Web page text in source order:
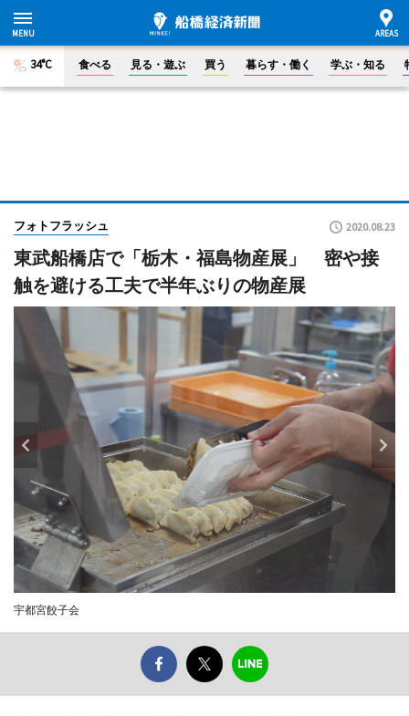
34°C 食べる 見る・遊ぶ 買う 暮らす・働く 学ぶ・知る
フォトフラッシュ 2020.08.23
東武船橋店で「栃木・福島物産展」 密や接
触を避ける工夫で半年ぶりの物産展
宇都宮餃子会